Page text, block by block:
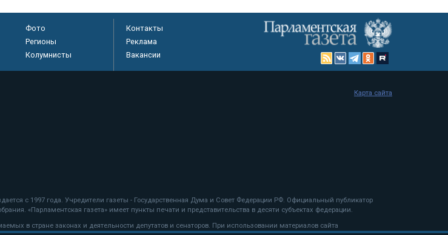
Фото
Регионы
Колумнисты
Контакты
Реклама
Вакансии
с 1997 года. Учредители газеты - Государственная Дума и Совет Федерации РФ. Официальный публикатор
«Парламентская газета» имеет пункты печати и представительства в десяти субъектах федерации.
в стране законах и деятельности депутатов и сенаторов. При использовании материалов сайта
Карта сайта